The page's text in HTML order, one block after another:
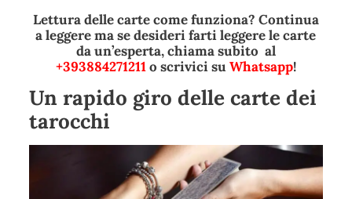
Lettura delle carte come funziona? Continua
a leggere ma se desideri farti leggere le carte
da un’esperta, chiama subito al
+393884271211o scrivici su Whatsapp!
Un rapido giro delle carte dei
tarocchi